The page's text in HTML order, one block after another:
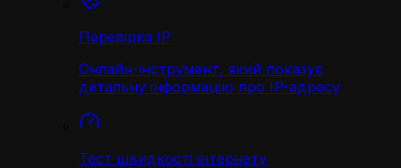
Перевірка IP
Онлайн-інструмент, який показує
детальну інформацію про IP-адресу
Тест швидкості інтернету